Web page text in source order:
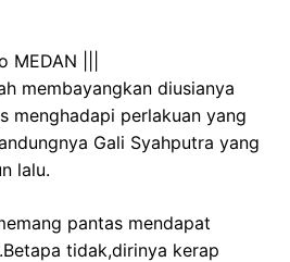
|||
membayangkan diusianya
menghadapi perlakuan yang
Gali Syahputra yang
lalu.
pantas mendapat
tidak,dirinya kerap